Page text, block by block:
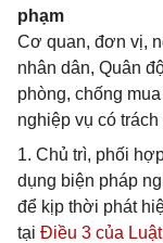
phạm
Cơ quan, đơn vị,
nhân dân, Quân
phòng, chống
nghiệp vụ có
1. Chủ trì, phối
dụng biện pháp
để kịp thời phát
tại Điều 3 của